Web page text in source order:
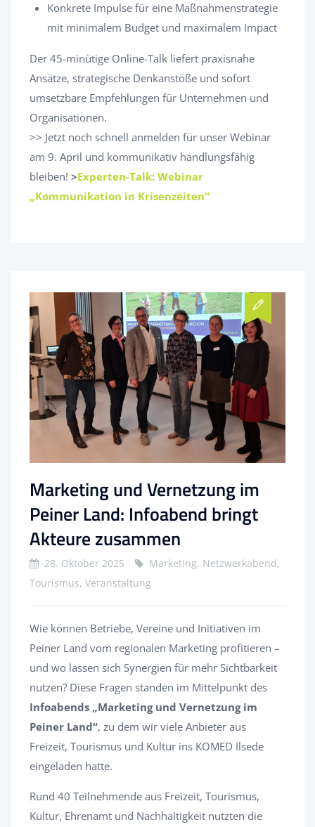
Konkrete Impulse für eine Maßnahmenstrategie
mit minimalem Budget und maximalem Impact
Der 45-minütige Online-Talk liefert praxisnahe
Ansätze, strategische Denkanstöße und sofort
umsetzbare Empfehlungen für Unternehmen und
Organisationen.
>> Jetzt noch schnell anmelden für unser Webinar
am 9. April und kommunikativ handlungsfähig
bleiben! >Experten-Talk: Webinar
„Kommunikation in Krisenzeiten“
Marketing und Vernetzung im
Peiner Land: Infoabend bringt
Akteure zusammen
28. Oktober 2025
Marketing, Netzwerkabend,
Tourismus, Veranstaltung
Wie können Betriebe, Vereine und Initiativen im
Peiner Land vom regionalen Marketing profitieren –
und wo lassen sich Synergien für mehr Sichtbarkeit
nutzen? Diese Fragen standen im Mittelpunkt des
Infoabends „Marketing und Vernetzung im
Peiner Land“, zu dem wir viele Anbieter aus
Freizeit, Tourismus und Kultur ins KOMED Ilsede
eingeladen hatte.
Rund 40 Teilnehmende aus Freizeit, Tourismus,
Kultur, Ehrenamt und Nachhaltigkeit nutzten die